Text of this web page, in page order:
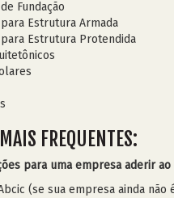
Fundação
Estrutura Armada
Estrutura Protendida
FREQUENTES:
para uma empresa aderir
(se sua empresa ainda